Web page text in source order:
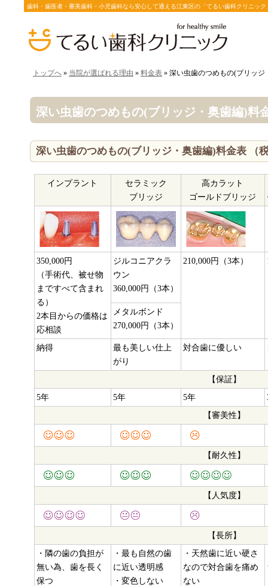
深い虫歯のつめもの(ブリッジ・奥歯編)料
歯科・歯医者・審美歯科・小児歯科なら安心して通える江東区の「てるい歯科クリニック
トップへ » 当院が選ばれる理由 » 料金表 » 深い虫歯のつめもの(ブリッ
深い虫歯のつめもの(ブリッジ・奥歯編)料金表 （
インプラント
セラミック
ブリッジ
高カラット
ゴールドブリッジ
350,000円
（手術代、被せ物
まですべて含まれ
る）
2本目からの価格は
応相談
ジルコニアクラ
ウン
360,000円（3本）
210,000円（3本）
メタルボンド
270,000円（3本）
納得
最も美しい仕上
がり
対合歯に優しい
【保証】
5年
5年 5年
【審美性】
【耐久性】
【人気度】
【長所】
・隣の歯の負担が
無い為、歯を長く
保つ
・最も自然の歯
に近い透明感
・変色しない
・天然歯に近い硬さ
なので対合歯を痛め
ない